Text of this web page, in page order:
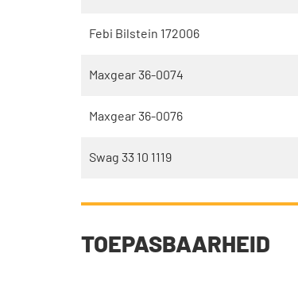
Febi Bilstein 172006
Maxgear 36-0074
Maxgear 36-0076
Swag 33 10 1119
TOEPASBAARHEID